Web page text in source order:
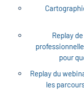
Replay
pour
Replay du
les